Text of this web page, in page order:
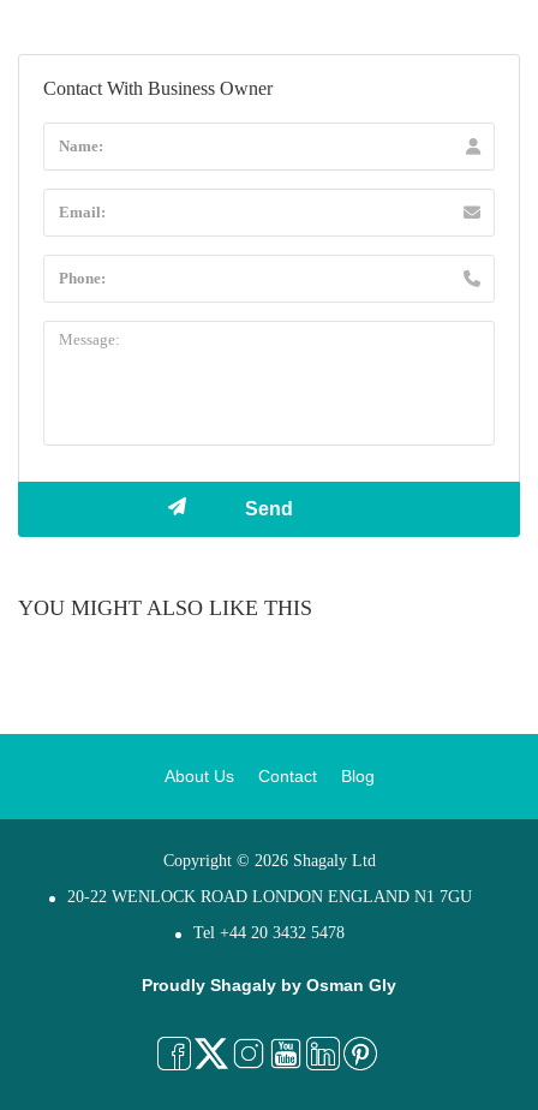
Contact With Business Owner
YOU MIGHT ALSO LIKE THIS
About Us Contact Blog
Copyright © 2026 Shagaly Ltd
20-22 WENLOCK ROAD LONDON ENGLAND N1 7GU
Tel +44 20 3432 5478
Proudly Shagaly by Osman Gly